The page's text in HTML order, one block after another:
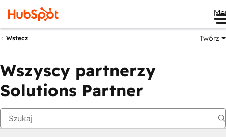
Wstecz Twórz
Wszyscy partnerzy
Solutions Partner